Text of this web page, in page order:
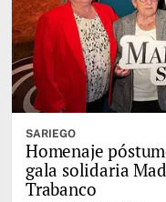
SARIEGO
Homenaje
gala solidaria
Trabanco